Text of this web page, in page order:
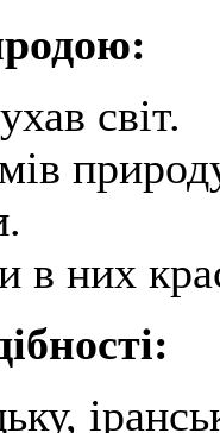
світ.
в них